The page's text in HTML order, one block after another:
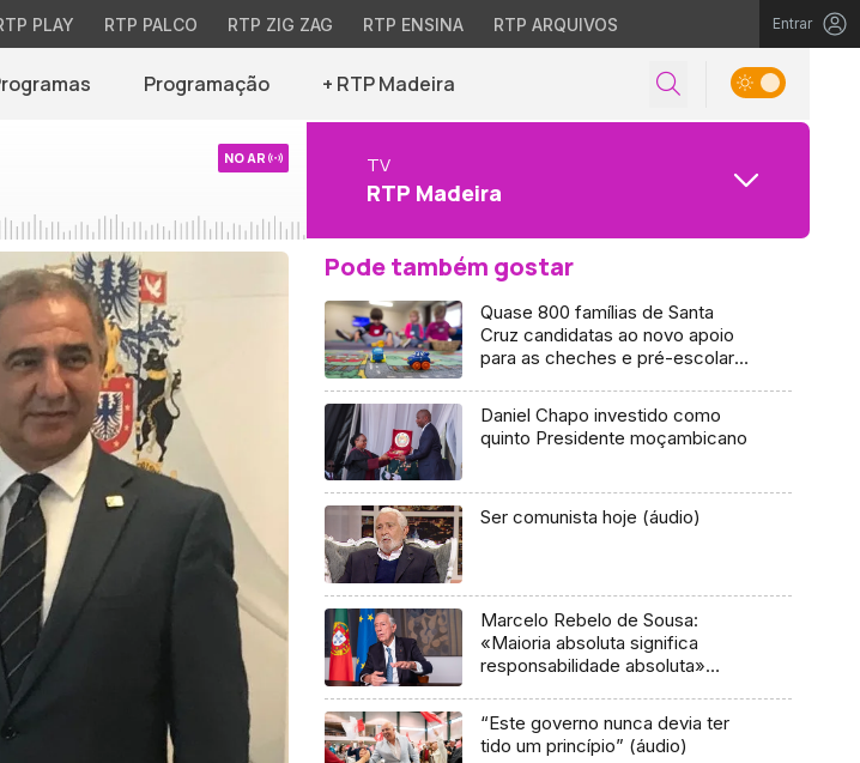
PLAY RTP PALCO RTP ZIG ZAG RTP ENSINA RTP ARQUIVOS Entrar
Programação + RTP Madeira
NO AR TV
RTP Madeira
Pode também gostar
Quase 800 famílias de Santa
Cruz candidatas ao novo apoio
para as cheches e pré-escolar
Daniel Chapo investido como
quinto Presidente moçambicano
Ser comunista hoje (áudio)
Marcelo Rebelo de Sousa:
«Maioria absoluta significa
responsabilidade absoluta»
“Este governo nunca devia ter
tido um princípio” (áudio)